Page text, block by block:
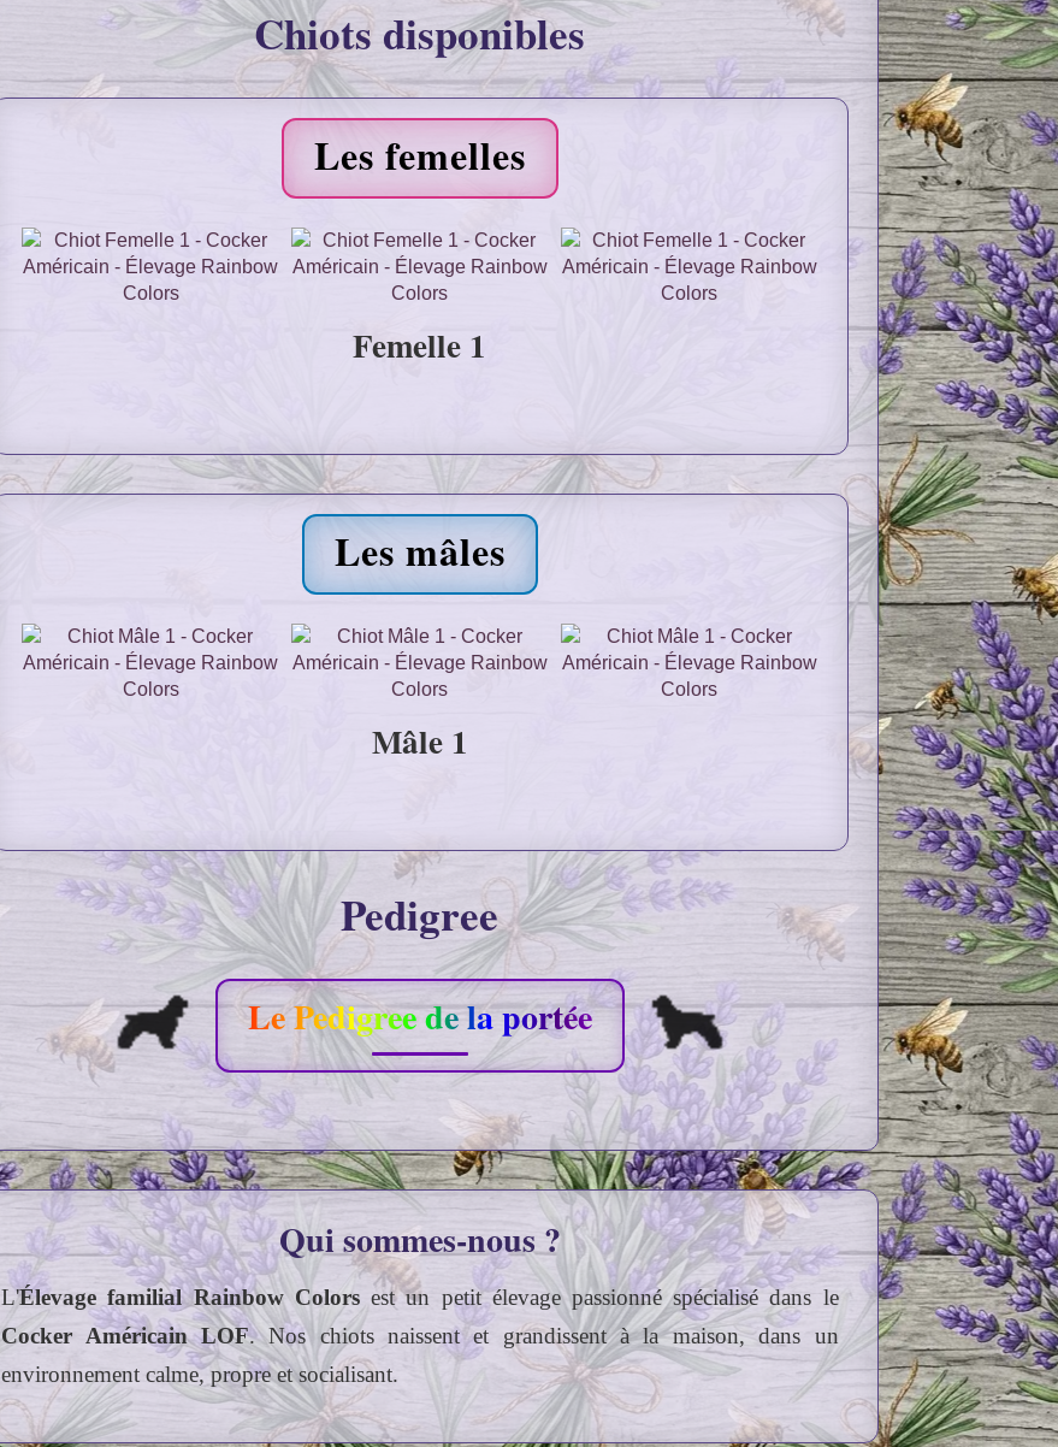
Chiots disponibles
Les femelles
Femelle 1
Les mâles
Mâle 1
Pedigree
Le Pedigree de la portée
Qui sommes‑nous ?
L'Élevage familial Rainbow Colorsest un petit élevage passionné spécialisé dans le
Cocker Américain LOF. Nos chiots naissent et grandissent à la maison, dans un
environnement calme, propre et socialisant.